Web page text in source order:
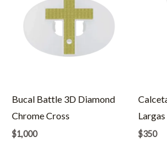
Bucal Battle 3D Diamond
Chrome Cross
$1,000 $350